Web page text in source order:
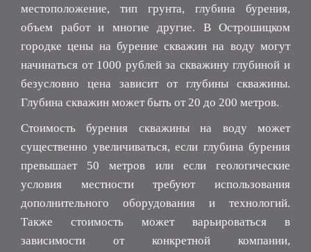
местоположение, тип грунта, глубина бурения,
объем работ и многие другие. В Острошицком
городке цены на бурение скважин на воду могут
начинаться от 1000 рублей за скважину глубиной и
безусловно цена зависит от глубины скважины.
Глубина скважин может быть от 20 до 200 метров.
Стоимость бурения скважины на воду может
существенно увеличиваться, если глубина бурения
превышает 50 метров или если геологические
условия местности требуют использования
дополнительного оборудования и технологий.
Также стоимость может варьироваться в
зависимости от конкретной компании,